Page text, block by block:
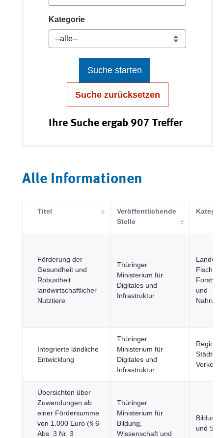
Kategorie
Suche starten
Suche zurücksetzen
Ihre Suche ergab 907 Treffer
Alle Informationen
Titel
Veröffentlichende
Stelle
Förderung der
Gesundheit und
Robustheit
landwirtschaftlicher
Nutztiere
Thüringer
Ministerium für
Digitales und
Infrastruktur
und
Integrierte ländliche
Entwicklung
Thüringer
Ministerium für
Digitales und
Infrastruktur
Städte,
Verkehr
Übersichten über
Zuwendungen ab
einer Fördersumme
von 1.000 Euro (§ 6
Abs. 3 Nr. 3
Thüringer
Ministerium für
Bildung,
Wissenschaft und
und